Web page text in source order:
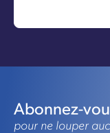
Abonnez-
pour ne louper